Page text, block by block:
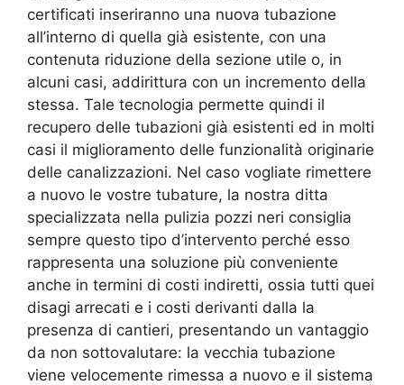
certificati inseriranno una nuova tubazione
all’interno di quella già esistente, con una
contenuta riduzione della sezione utile o, in
alcuni casi, addirittura con un incremento della
stessa. Tale tecnologia permette quindi il
recupero delle tubazioni già esistenti ed in molti
casi il miglioramento delle funzionalità originarie
delle canalizzazioni. Nel caso vogliate rimettere
a nuovo le vostre tubature, la nostra ditta
specializzata nella pulizia pozzi neri consiglia
sempre questo tipo d’intervento perché esso
rappresenta una soluzione più conveniente
anche in termini di costi indiretti, ossia tutti quei
disagi arrecati e i costi derivanti dalla la
presenza di cantieri, presentando un vantaggio
da non sottovalutare: la vecchia tubazione
viene velocemente rimessa a nuovo e il sistema